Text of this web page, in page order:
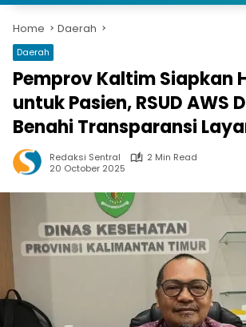
Home Daerah
Daerah
Pemprov Kaltim Siapkan
untuk Pasien, RSUD AWS
Benahi Transparansi
Redaksi Sentral
2 Min Read
20 October 2025